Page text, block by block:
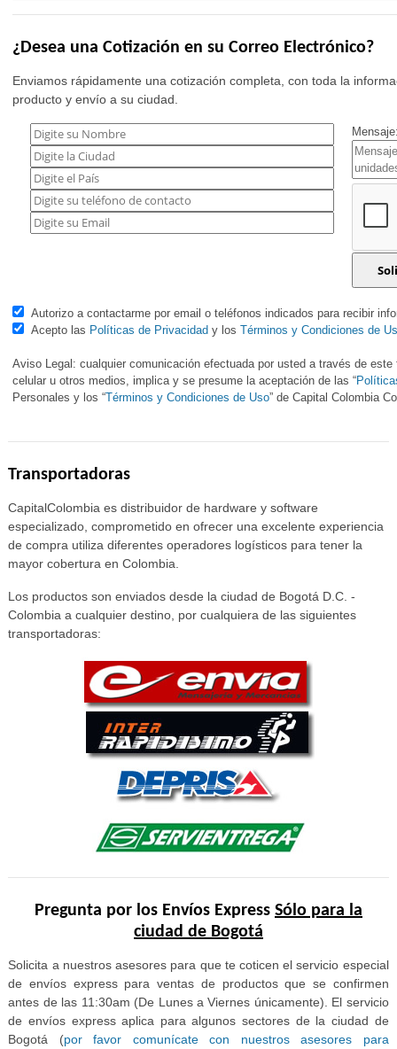
¿Desea una Cotización en su Correo Electrónico?
Enviamos rápidamente una cotización completa, con toda la
producto y envío a su ciudad.
Autorizo a contactarme por email o teléfonos indicados para recibir
Acepto las Políticas de Privacidad y losTérminos y Condiciones de
Aviso Legal: cualquier comunicación efectuada por usted a través de
celular u otros medios, implica y se presume la aceptación de las “
Personales y los “Términos y Condiciones de Uso” de Capital Colombia
Transportadoras
CapitalColombia es distribuidor de hardware y software
especializado, comprometido en ofrecer una excelente experiencia
de compra utiliza diferentes operadores logísticos para tener la
mayor cobertura en Colombia.
Los productos son enviados desde la ciudad de Bogotá D.C. -
Colombia a cualquier destino, por cualquiera de las siguientes
transportadoras:
Pregunta por los Envíos Express Sólo para la
ciudad de Bogotá
Solicita a nuestros asesores para que te coticen el servicio especial
de envíos express para ventas de productos que se confirmen
antes de las 11:30am (De Lunes a Viernes únicamente). El servicio
de envíos express aplica para algunos sectores de la ciudad de
Bogotá (por favor comunícate con nuestros asesores para